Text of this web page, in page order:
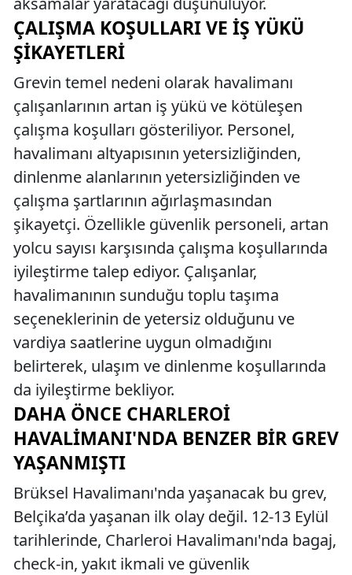
ÇALIŞMA KOŞULLARI VE İŞ YÜKÜ
ŞIKAYETLERI
Grevin temel nedeni olarak havalimanı
çalışanlarının artan iş yükü ve kötüleşen
çalışma koşulları gösteriliyor. Personel,
havalimanı altyapısının yetersizliğinden,
dinlenme alanlarının yetersizliğinden ve
çalışma şartlarının ağırlaşmasından
şikayetçi. Özellikle güvenlik personeli, artan
yolcu sayısı karşısında çalışma koşullarında
iyileştirme talep ediyor. Çalışanlar,
havalimanının sunduğu toplu taşıma
seçeneklerinin de yetersiz olduğunu ve
vardiya saatlerine uygun olmadığını
belirterek, ulaşım ve dinlenme koşullarında
da iyileştirme bekliyor.
DAHA ÖNCE CHARLEROI
HAVALIMANI'NDA BENZER BIR GREV
YAŞANMIŞTI
Brüksel Havalimanı'nda yaşanacak bu grev,
Belçika’da yaşanan ilk olay değil. 12-13 Eylül
tarihlerinde, Charleroi Havalimanı'nda bagaj,
check-in, yakıt ikmali ve güvenlik